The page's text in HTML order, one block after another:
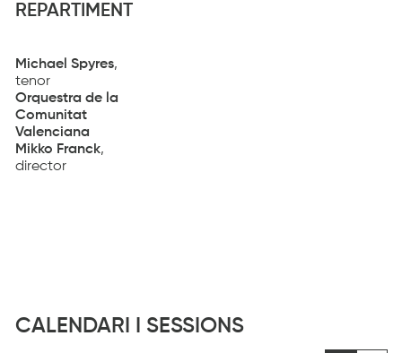
REPARTIMENT
Michael Spyres,
tenor
Orquestra de la
Comunitat
Valenciana
Mikko Franck,
director
CALENDARI I SESSIONS